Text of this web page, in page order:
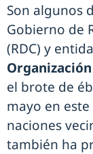
Son algunos
Gobierno de
(RDC) y
el brote de
mayo en
naciones
también ha